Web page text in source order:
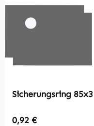
Sicherungsring 85x3
Regulärer Preis:
0,92 €